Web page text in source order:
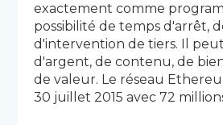
exactement comme
possibilité de temps d'arrêt,
d'intervention de tiers. Il
d'argent, de contenu, de
de valeur. Le réseau
30 juillet 2015 avec 72